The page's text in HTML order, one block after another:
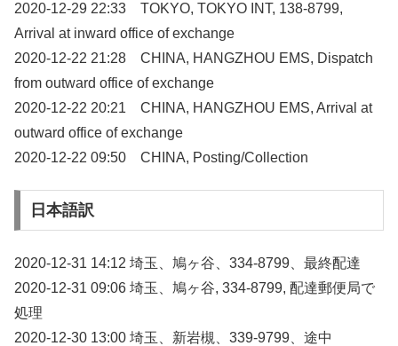
2020-12-29 22:33 TOKYO, TOKYO INT, 138-8799,
Arrival at inward office of exchange
2020-12-22 21:28 CHINA, HANGZHOU EMS, Dispatch
from outward office of exchange
2020-12-22 20:21 CHINA, HANGZHOU EMS, Arrival at
outward office of exchange
2020-12-22 09:50 CHINA, Posting/Collection
日本語訳
2020-12-31 14:12 埼玉、鳩ヶ谷、334-8799、最終配達
2020-12-31 09:06 埼玉、鳩ヶ谷, 334-8799, 配達郵便局で
処理
2020-12-30 13:00 埼玉、新岩槻、339-9799、途中